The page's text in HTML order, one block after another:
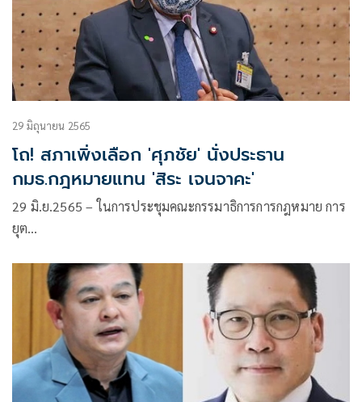
29 มิถุนายน 2565
โถ! สภาเพิ่งเลือก 'ศุภชัย' นั่งประธาน
กมธ.กฎหมายแทน 'สิระ เจนจาคะ'
29 มิ.ย.2565 – ในการประชุมคณะกรรมาธิการการกฎหมาย การ
ยุต…